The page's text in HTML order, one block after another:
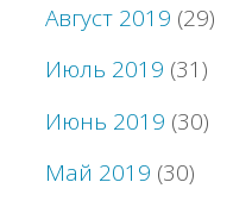
Август 2019 (29)
Июль 2019 (31)
Июнь 2019 (30)
Май 2019 (30)